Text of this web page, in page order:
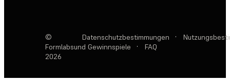
©
Formlabs
2026
Datenschutzbestimmungen ·
und Gewinnspiele
· FAQ